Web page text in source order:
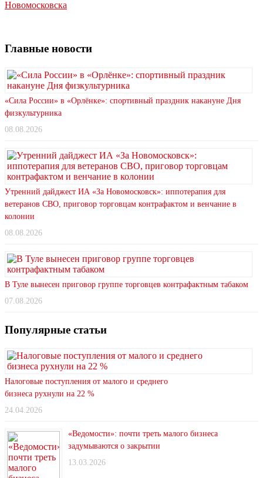
Новомосковска
Главные новости
«Сила России» в «Орлёнке»: спортивный праздник накануне Дня
физкультурника
08.08.2026
Утренний дайджест ИА «За Новомосковск»: иппотерапия для
ветеранов СВО, приговор торговцам контрафактом и венчание в
колонии
08.08.2026
В Туле вынесен приговор группе торговцев контрафактным табаком
07.08.2026
Популярные статьи
Налоговые поступления от малого и среднего
бизнеса рухнули на 22 %
24.04.2026
«Ведомости»: почти треть малого бизнеса
задумываются о закрытии
13.03.2026